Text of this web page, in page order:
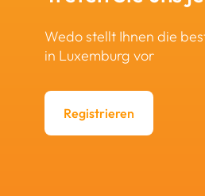
Wedo stellt Ihnen die
in Luxemburg vor
Registrieren